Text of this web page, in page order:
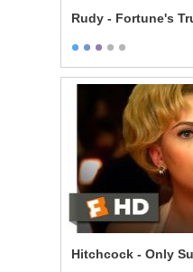
Rudy - Fortune's
Hitchcock - Only